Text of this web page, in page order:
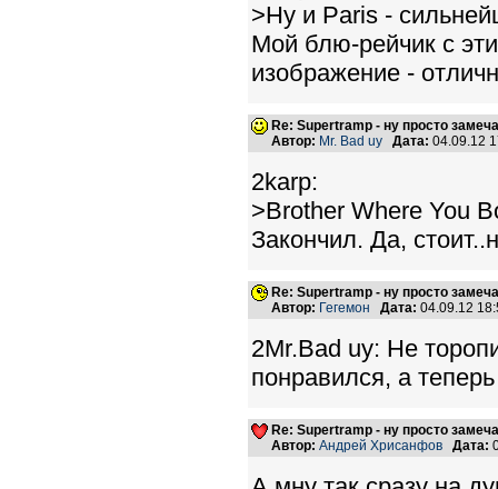
>Ну и Paris -
Мой блю-рейчик с
изображение -
Re: Supertramp - ну просто
Автор: Mr. Bad uy Дата: 04.09.12
2karp:
>Brother Where You
Закончил. Да,
Re: Supertramp - ну просто
Автор: Гегемон Дата: 04.09.12
2Mr.Bad uy: Не
понравился, а
Re: Supertramp - ну просто
Автор: Андрей Хрисанфов Дата: